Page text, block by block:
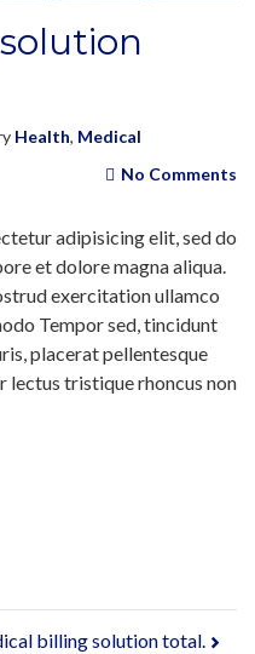
Health, Medical
No Comments
adipisicing elit, sed do
et dolore magna aliqua.
exercitation ullamco
Tempor sed, tincidunt
placerat pellentesque
lectus tristique rhoncus non
billing solution total.